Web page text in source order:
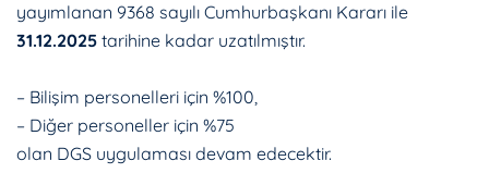
yayımlanan 9368 sayılı Cumhurbaşkanı Kararı ile
31.12.2025 tarihine kadar uzatılmıştır.
– Bilişim personelleri için %100,
– Diğer personeller için %75
olan DGS uygulaması devam edecektir.